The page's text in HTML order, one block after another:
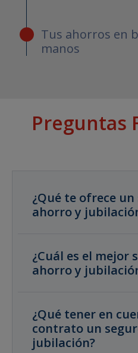
Tus ahorros en
manos
Preguntas
¿Qué te ofrece
ahorro y
¿Cuál es el mejor
ahorro y
¿Qué tener en
contrato un
jubilación?